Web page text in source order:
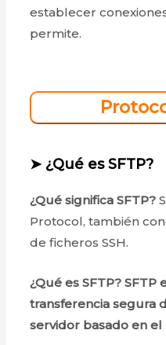
establecer
permite.
➤ ¿Qué es SFTP?
¿Qué significa SFTP?
Protocol, también
de ficheros SSH.
¿Qué es SFTP?
transferencia segura
servidor basado en el